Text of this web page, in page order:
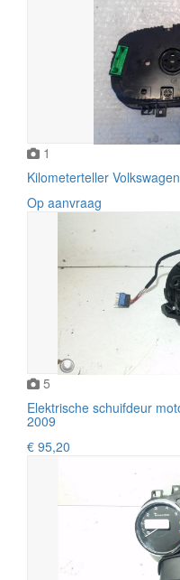
1
Kilometerteller
Op aanvraag
5
Elektrische schuifdeur
2009
€ 95,20